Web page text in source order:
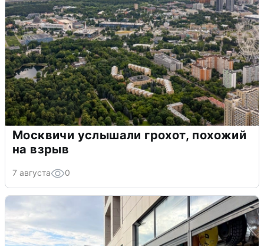
Москвичи услышали грохот, похожий
на взрыв
7 августа 0